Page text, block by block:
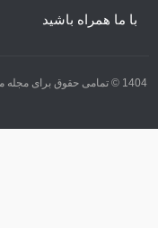
با ما همراه باشید
1404 © تمامی حقوق برای